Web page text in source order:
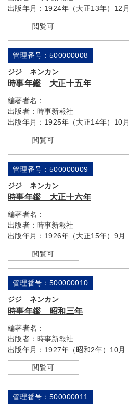
出版年月： 1924年（大正13年）12月
閲覧可
管理番号：500000008
ジジ ネンカン
時事年鑑 大正十五年
編著者名：
出版者： 時事新報社
出版年月： 1925年（大正14年）10月
閲覧可
管理番号：500000009
ジジ ネンカン
時事年鑑 大正十六年
編著者名：
出版者： 時事新報社
出版年月： 1926年（大正15年）9月
閲覧可
管理番号：500000010
ジジ ネンカン
時事年鑑 昭和三年
編著者名：
出版者： 時事新報社
出版年月： 1927年（昭和2年）10月
閲覧可
管理番号：500000011